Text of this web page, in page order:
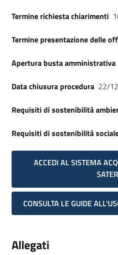
Termine richiesta chiarimenti
Termine presentazione delle
Apertura busta amministrativa
Data chiusura procedura 22/
Requisiti di sostenibilità
Requisiti di sostenibilità
ACCEDI AL SISTEMA
SATER
CONSULTA LE GUIDE
Allegati